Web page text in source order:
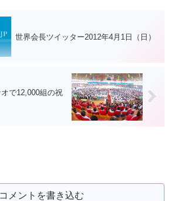
世界会長ツイッター2012年4月1日（日）
で12,000組の祝
コメントを書き込む